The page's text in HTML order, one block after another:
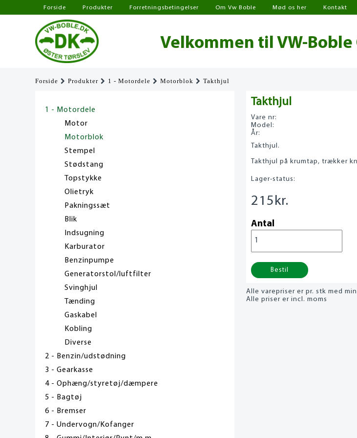
Forside Produkter Forretningsbetingelser Om Vw Boble Mød os her Kontakt
Velkommen til VW-
Forside Produkter 1 - Motordele Motorblok Takthjul
1 - Motordele
Motor
Motorblok
Stempel
Stødstang
Topstykke
Olietryk
Pakningssæt
Blik
Indsugning
Karburator
Benzinpumpe
Generatorstol/luftfilter
Svinghjul
Tænding
Gaskabel
Kobling
Diverse
2 - Benzin/udstødning
3 - Gearkasse
4 - Ophæng/styretøj/dæmpere
5 - Bagtøj
6 - Bremser
7 - Undervogn/Kofanger
Takthjul
Vare nr:
Model:
År:
Takthjul.
Takthjul på krumtap, trækker
Lager-status:
215 kr.
Antal
Bestil
Alle varepriser er pr. stk med
Alle priser er incl. moms